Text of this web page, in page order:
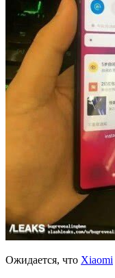
Ожидается, что Xiaomi